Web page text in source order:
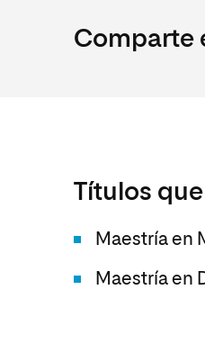
Comparte
Títulos
Maestría en
Maestría en